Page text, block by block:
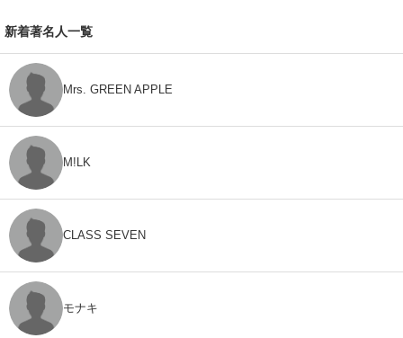
新着著名人一覧
Mrs. GREEN APPLE
M!LK
CLASS SEVEN
モナキ